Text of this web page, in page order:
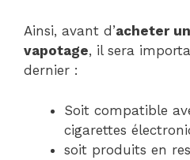
Ainsi, avant d’acheter
vapotage, il sera
dernier :
Soit compatible
cigarettes
soit produits en